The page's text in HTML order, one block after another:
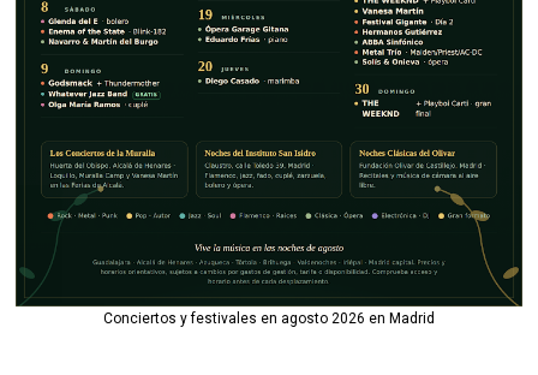
Conciertos y festivales en agosto 2026 en Madrid